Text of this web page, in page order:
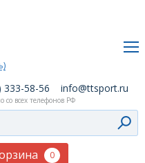
0
333-58-56 info@ttsport.ru
со всех телефонов РФ